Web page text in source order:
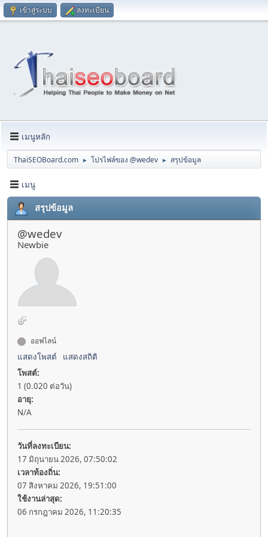
เข้าสู่ระบบ ลงทะเบียน
เมนูหลัก
ThaiSEOBoard.com ► โปรไฟล์ของ @wedev ► สรุปข้อมูล
เมนู
สรุปข้อมูล
@wedev
Newbie
ออฟไลน์
แสดงโพสต์
แสดงสถิติ
โพสต์:
1 (0.020 ต่อวัน)
อายุ:
N/A
วันที่ลงทะเบียน:
17 มิถุนายน 2026, 07:50:02
เวลาท้องถิ่น:
07 สิงหาคม 2026, 19:51:00
ใช้งานล่าสุด:
06 กรกฎาคม 2026, 11:20:35